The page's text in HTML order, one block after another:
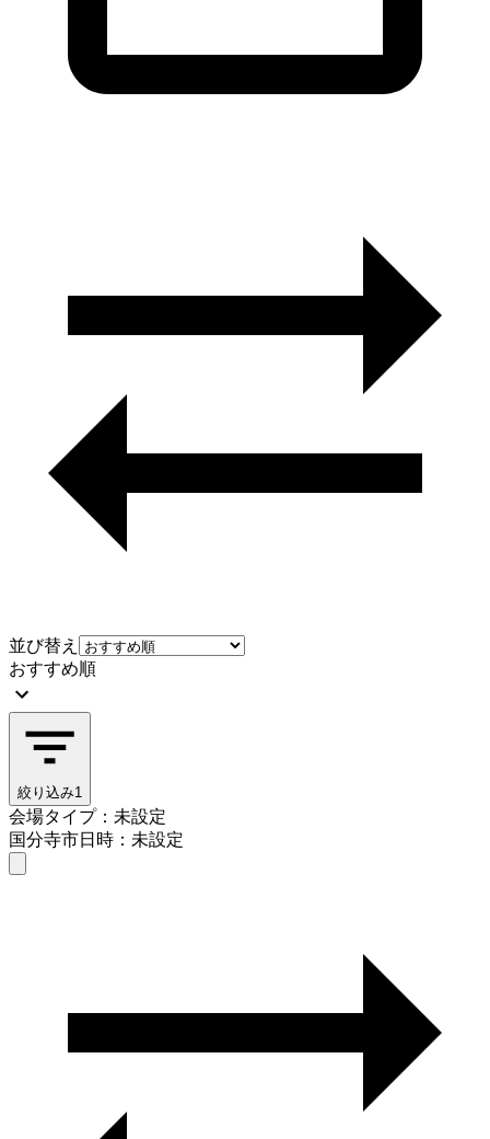
並び替え
おすすめ順
絞り込み1
会場タイプ：未設定
国分寺市日時：未設定